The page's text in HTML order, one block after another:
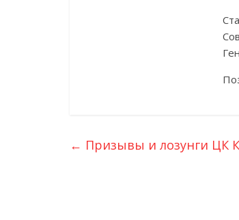
← Призывы и лозунги ЦК